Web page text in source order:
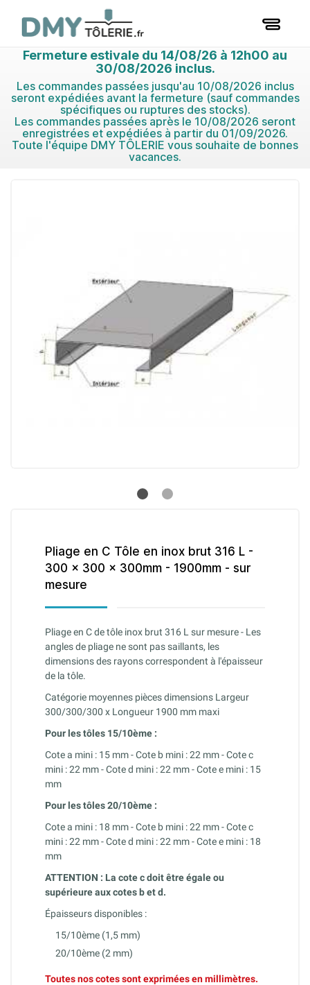
Fermeture estivale du 14/08/26 à 12h00 au
30/08/2026 inclus.
Les commandes passées jusqu'au 10/08/2026 inclus
seront expédiées avant la fermeture (sauf commandes
spécifiques ou ruptures des stocks).
Les commandes passées après le 10/08/2026 seront
enregistrées et expédiées à partir du 01/09/2026.
Toute l'équipe DMY TÔLERIE vous souhaite de bonnes
vacances.
Pliage en C Tôle en inox brut 316 L -
300 x 300 x 300mm - 1900mm - sur
mesure
Pliage en C de tôle inox brut 316 L sur mesure - Les
angles de pliage ne sont pas saillants, les
dimensions des rayons correspondent à l'épaisseur
de la tôle.
Catégorie moyennes pièces dimensions Largeur
300/300/300 x Longueur 1900 mm maxi
Pour les tôles 15/10ème :
Cote a mini : 15 mm -Cote b mini : 22 mm -Cotec
mini : 22 mm -Coted mini : 22 mm -Cotee mini : 15
mm
Pour les tôles20/10ème :
Cote a mini : 18 mm -Cote b mini : 22 mm -Cotec
mini : 22 mm -Coted mini : 22 mm -Cotee mini : 18
mm
ATTENTION : La cote c doit être égale ou
supérieure aux cotes b et d.
Épaisseurs disponibles :
15/10ème (1,5 mm)
20/10ème (2 mm)
Toutes nos cotes sont exprimées en millimètres.